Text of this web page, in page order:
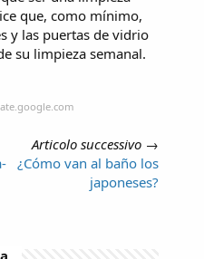
que, como mínimo,
y las puertas de vidrio
su limpieza semanal.
Articolo successivo →
¿Cómo van al baño los
japoneses?